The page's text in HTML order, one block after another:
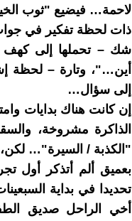
لاحمة… فيضيع "ثوب
ذات لحظة تفكير في
شك – تحملها إلى كهف
أين…"، وتارة – لحظة
إلى سؤال…
إن كانت هناك بدايات
الذاكرة مشروخة،
"الكذبة / السيرة"…
بعميق ألم أتذكر أول
تحديدا في بداية
أخي الراحل صديق